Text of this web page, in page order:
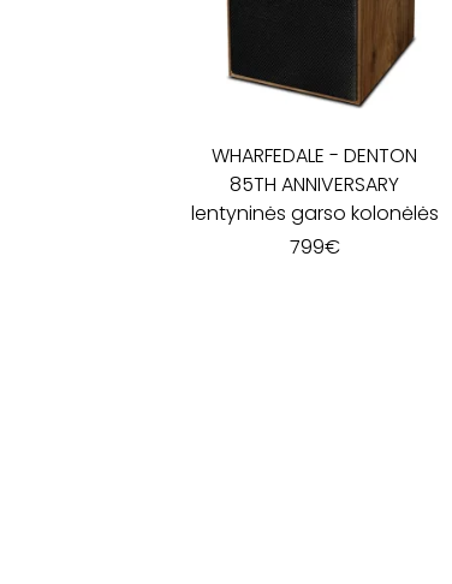
WHARFEDALE -DENTON
85TH ANNIVERSARY
lentyninės garso kolonėlės
799€